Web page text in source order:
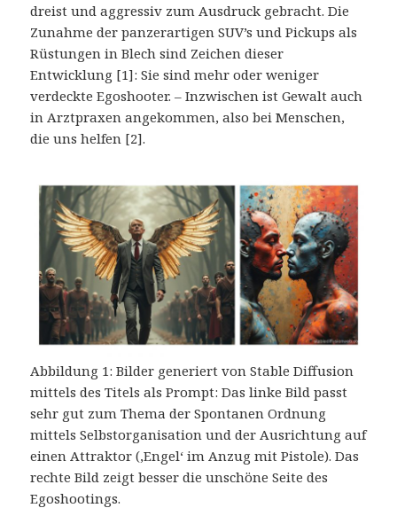
dreist und aggressiv zum Ausdruck gebracht. Die
Zunahme der panzerartigen SUV’s und Pickups als
Rüstungen in Blech sind Zeichen dieser
Entwicklung [1]: Sie sind mehr oder weniger
verdeckte Egoshooter. – Inzwischen ist Gewalt auch
in Arztpraxen angekommen, also bei Menschen,
die uns helfen [2].
Abbildung 1: Bilder generiert von Stable Diffusion
mittels des Titels als Prompt: Das linke Bild passt
sehr gut zum Thema der Spontanen Ordnung
mittels Selbstorganisation und der Ausrichtung auf
einen Attraktor (‚Engel‘ im Anzug mit Pistole). Das
rechte Bild zeigt besser die unschöne Seite des
Egoshootings.